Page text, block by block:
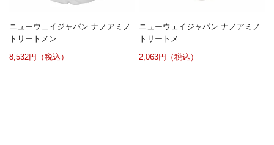
ニューウェイジャパン ナノアミノ
トリートメン...
8,532円（税込）
ニューウェイジャパン ナノアミノ
トリートメ...
2,063円（税込）